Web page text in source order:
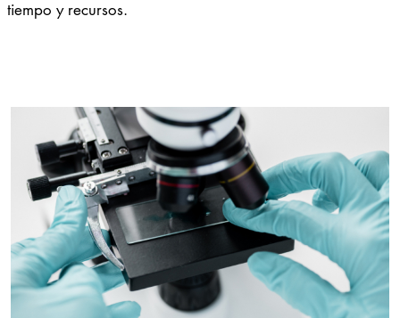
tiempo y recursos.